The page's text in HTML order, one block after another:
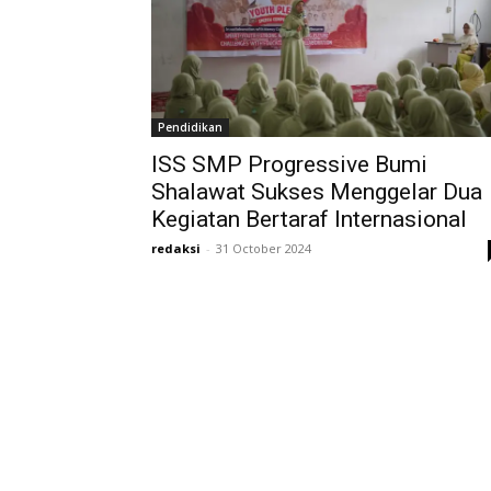
Pendidikan
ISS SMP Progressive Bumi
Shalawat Sukses Menggelar Dua
Kegiatan Bertaraf Internasional
redaksi - 31 October 2024